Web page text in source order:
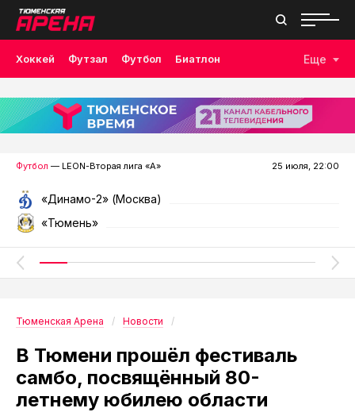
Хоккей Футзал Футбол Биатлон
Лыжные гонки Волейбол Плавание Дзюдо
Скалолазание Велоспорт Бокс
Еще
Футбол — LEON-Вторая лига «А» 25 июля, 22:00
«Динамо-2» (Москва)
«Тюмень»
Тюменская Арена Новости
В Тюмени прошёл фестиваль
самбо, посвящённый 80-
летнему юбилею области